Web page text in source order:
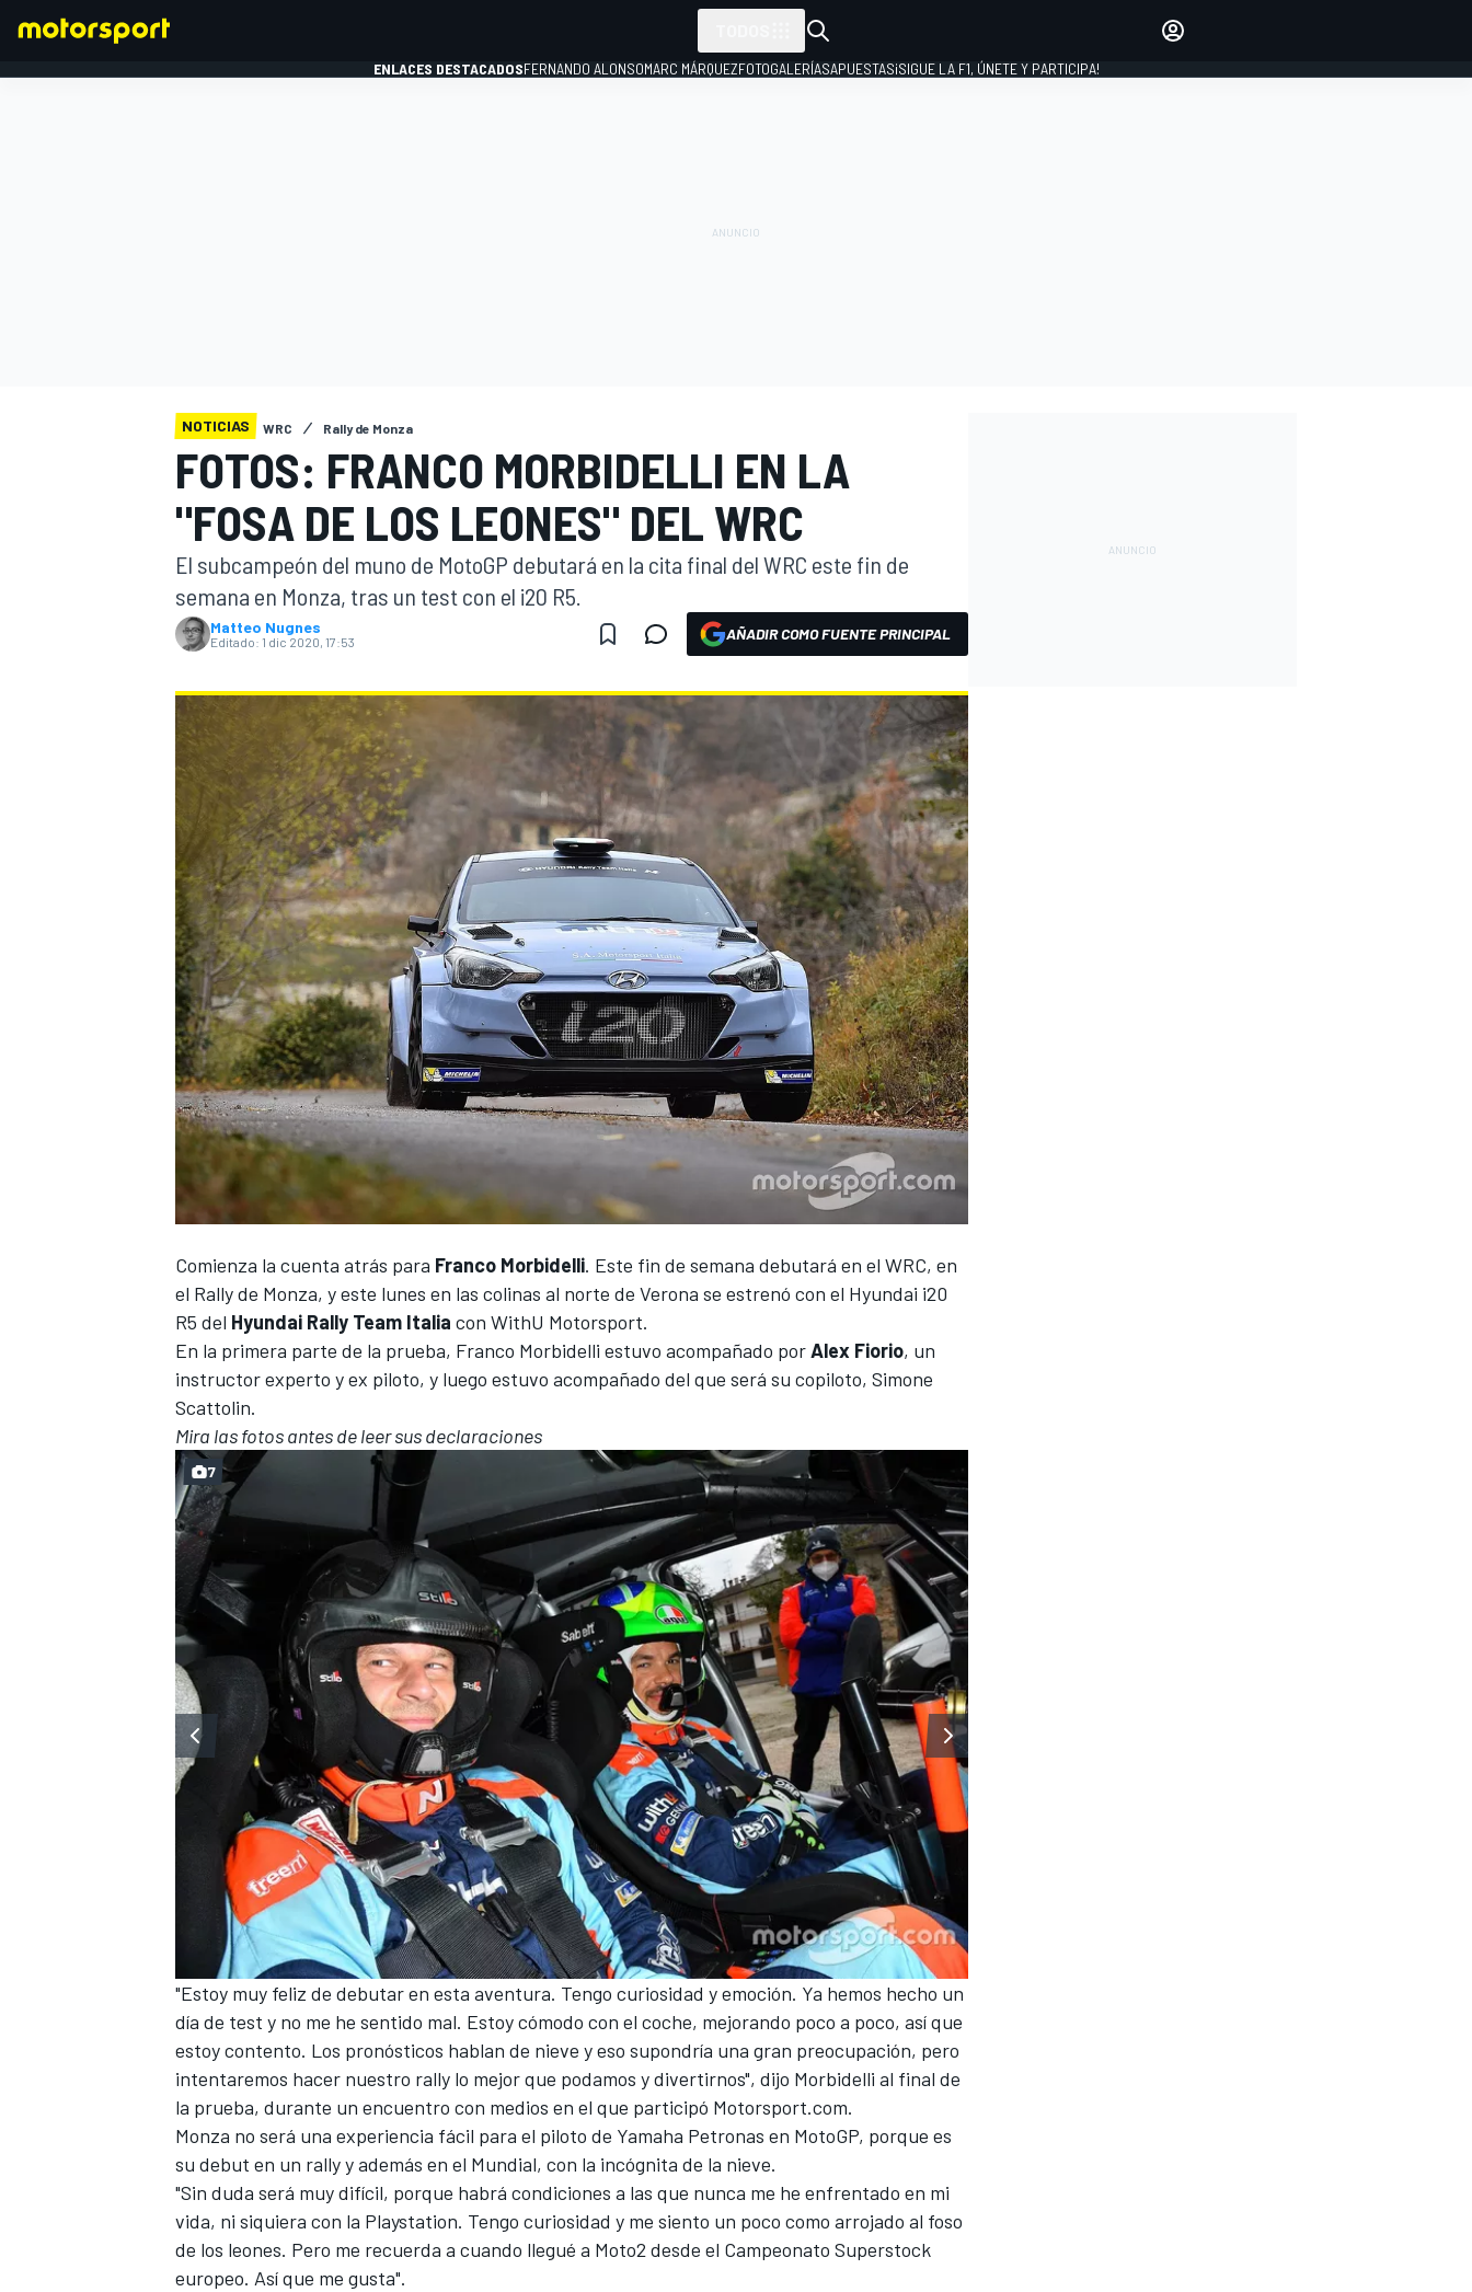
WEC FÓRMULA E
MÁS CATEGORÍAS
ENLACES DESTACADOSFERNANDO ALONSOMARC MÁRQUEZFOTOGALERÍASAPUESTAS¡SIGUE LA F1, ÚNETE Y PARTICIPA!
NOTICIAS WRC Rally de Monza
FOTOS: FRANCO MORBIDELLI EN LA
"FOSA DE LOS LEONES" DEL WRC
El subcampeón del muno de MotoGP debutará en la cita final del WRC este fin de
semana en Monza, tras un test con el i20 R5.
Matteo Nugnes
Editado: 1 dic 2020, 17:53 AÑADIR COMO FUENTE PRINCIPAL
Comienza la cuenta atrás para Franco Morbidelli. Este fin de semana debutará en el WRC, en
el Rally de Monza, y este lunes en las colinas al norte de Verona se estrenó con el Hyundai i20
R5 del Hyundai Rally Team Italia con WithU Motorsport.
En la primera parte de la prueba, Franco Morbidelli estuvo acompañado porAlex Fiorio, un
instructor experto y ex piloto, y luego estuvo acompañado del que será su copiloto, Simone
Scattolin.
Mira las fotos antes de leer sus declaraciones
7
"Estoy muy feliz de debutar en esta aventura. Tengo curiosidad y emoción. Ya hemos hecho un
día de test y no me he sentido mal. Estoy cómodo con el coche, mejorando poco a poco, así que
estoy contento. Los pronósticos hablan de nieve y eso supondría una gran preocupación, pero
intentaremos hacer nuestro rally lo mejor que podamos y divertirnos", dijo Morbidelli al final de
la prueba, durante un encuentro con medios en el que participó Motorsport.com.
Monza no será una experiencia fácil para el piloto de Yamaha Petronas en MotoGP, porque es
su debut en un rally y además en el Mundial, con la incógnita de la nieve.
"Sin duda será muy difícil, porque habrá condiciones a las que nunca me he enfrentado en mi
vida, ni siquiera con la Playstation. Tengo curiosidad y me siento un poco como arrojado al foso
de los leones. Pero me recuerda a cuando llegué a Moto2 desde el Campeonato Superstock
europeo. Así que me gusta".